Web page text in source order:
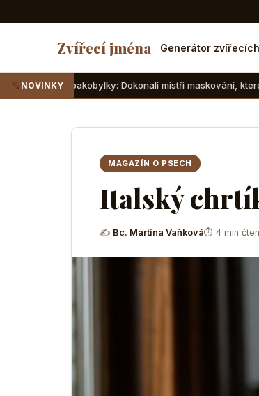
Zvířecí jména Generátor
NOVINKY
Dokonalí mistři maskování, které v teráriu sotva
MAGAZÍN O PSECH
Italský
✍ Bc. Martina Vaňková⏱ 4 min